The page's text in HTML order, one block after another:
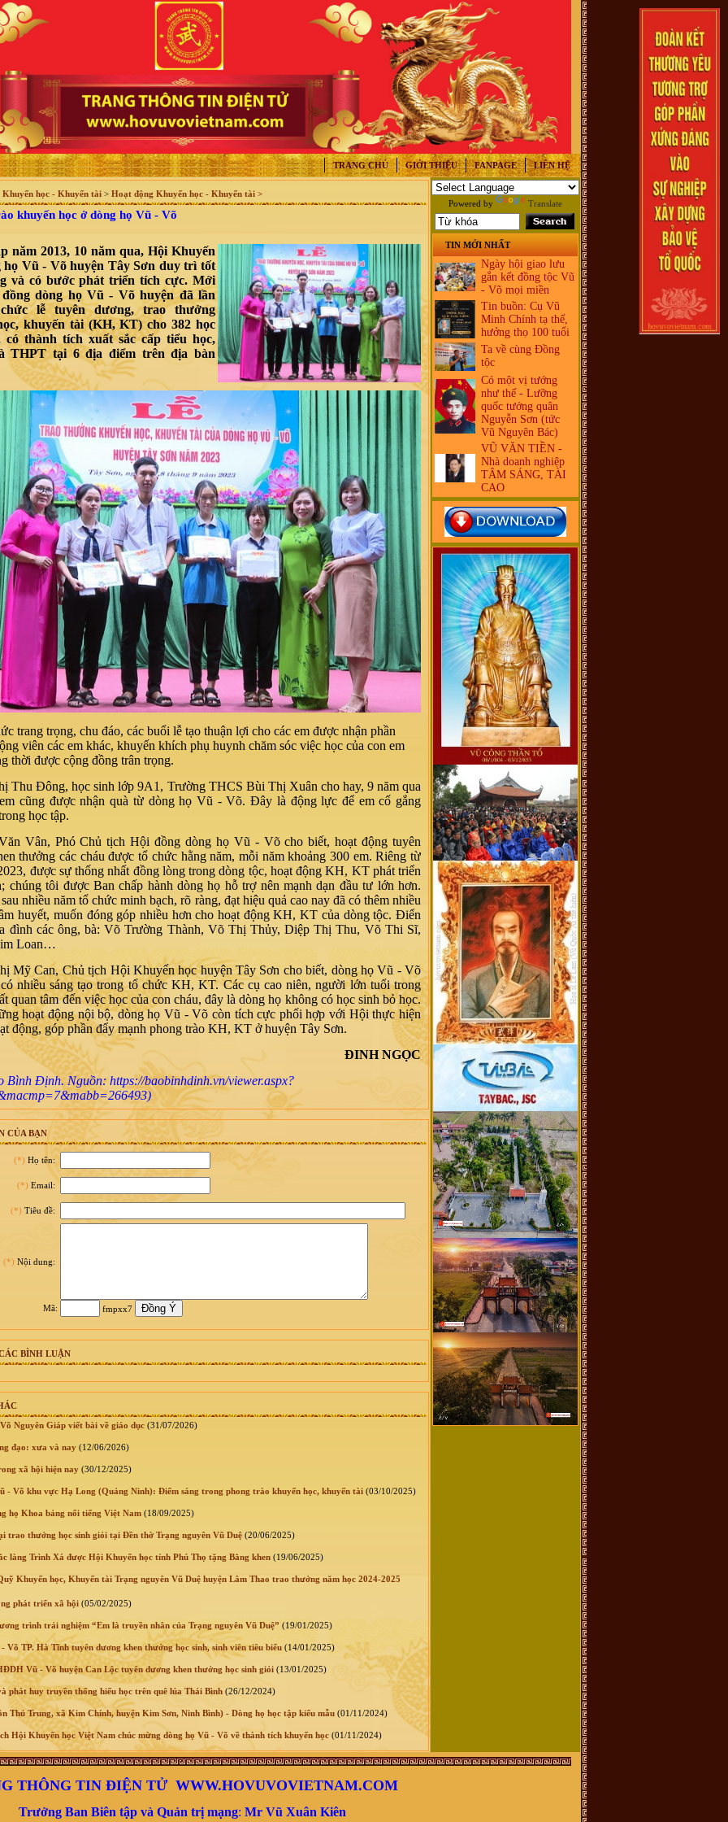
TRANG CHỦ GIỚI THIỆU FANPAGE LIÊN HỆ
Khuyến học - Khuyến tài > Hoạt động Khuyến học - Khuyến tài >
khuyến học ở dòng họ Vũ - Võ
năm 2013, 10 năm qua, Hội Khuyến
họ Vũ - Võ huyện Tây Sơn duy trì tốt
và có bước phát triển tích cực. Mới
dòng họ Vũ - Võ huyện đã lần
lễ tuyên dương, trao thưởng
khuyến tài (KH, KT) cho 382 học
có thành tích xuất sắc cấp tiểu học,
THPT tại 6 địa điểm trên địa bàn
trang trọng, chu đáo, các buổi lễ tạo thuận lợi cho các em được nhận phần
viên các em khác, khuyến khích phụ huynh chăm sóc việc học của con em
thời được cộng đồng trân trọng.
Thu Đông, học sinh lớp 9A1, Trường THCS Bùi Thị Xuân cho hay, 9 năm qua
cũng được nhận quà từ dòng họ Vũ - Võ. Đây là động lực để em cố gắng
học tập.
Vân, Phó Chủ tịch Hội đồng dòng họ Vũ - Võ cho biết, hoạt động tuyên
thưởng các cháu được tổ chức hằng năm, mỗi năm khoảng 300 em. Riêng từ
được sự thống nhất đồng lòng trong dòng tộc, hoạt động KH, KT phát triển
chúng tôi được Ban chấp hành dòng họ hỗ trợ nên mạnh dạn đầu tư lớn hơn.
nhiều năm tổ chức minh bạch, rõ ràng, đạt hiệu quả cao nay đã có thêm nhiều
huyết, muốn đóng góp nhiều hơn cho hoạt động KH, KT của dòng tộc. Điển
đình các ông, bà: Võ Trường Thành, Võ Thị Thủy, Diệp Thị Thu, Võ Thi Sĩ,
Loan…
Mỹ Can, Chủ tịch Hội Khuyến học huyện Tây Sơn cho biết, dòng họ Vũ - Võ
nhiều sáng tạo trong tổ chức KH, KT. Các cụ cao niên, người lớn tuổi trong
quan tâm đến việc học của con cháu, đây là dòng họ không có học sinh bỏ học.
hoạt động nội bộ, dòng họ Vũ - Võ còn tích cực phối hợp với Hội thực hiện
động, góp phần đẩy mạnh phong trào KH, KT ở huyện Tây Sơn.
ĐINH NGỌC
Bình Định. Nguồn: https://baobinhdinh.vn/viewer.aspx?
CỦA BẠN
(*) Họ tên:
(*) Email:
(*) Tiêu đề:
(*) Nội dung:
Mã: fmpxx7
BÌNH LUẬN
Nguyên Giáp viết bài về giáo dục (31/07/2026)
đạo: xưa và nay (12/06/2026)
xã hội hiện nay (30/12/2025)
- Võ khu vực Hạ Long (Quảng Ninh): Điểm sáng trong phong trào khuyến học, khuyến tài (03/10/2025)
họ Khoa bảng nổi tiếng Việt Nam (18/09/2025)
trao thưởng học sinh giỏi tại Đền thờ Trạng nguyên Vũ Duệ (20/06/2025)
làng Trình Xá được Hội Khuyến học tỉnh Phú Thọ tặng Bằng khen (19/06/2025)
Khuyến học, Khuyến tài Trạng nguyên Vũ Duệ huyện Lâm Thao trao thưởng năm học 2024-2025
phát triển xã hội (05/02/2025)
trình trải nghiệm “Em là truyền nhân của Trạng nguyên Vũ Duệ” (19/01/2025)
Võ TP. Hà Tĩnh tuyên dương khen thưởng học sinh, sinh viên tiêu biểu (14/01/2025)
Vũ - Võ huyện Can Lộc tuyên dương khen thưởng học sinh giỏi (13/01/2025)
phát huy truyền thống hiếu học trên quê lúa Thái Bình (26/12/2024)
Thủ Trung, xã Kim Chính, huyện Kim Sơn, Ninh Bình) - Dòng họ học tập kiểu mẫu (01/11/2024)
Hội Khuyến học Việt Nam chúc mừng dòng họ Vũ - Võ về thành tích khuyến học (01/11/2024)
Powered by Translate
TIN MỚI NHẤT
Ngày hội giao lưu
gắn kết đồng tộc Vũ
- Võ mọi miền
Tin buồn: Cụ Vũ
Minh Chính tạ thế,
hưởng thọ 100 tuổi
Ta về cùng Đồng
tộc
Có một vị tướng
như thế - Lưỡng
quốc tướng quân
Nguyễn Sơn (tức
Vũ Nguyên Bác)
VŨ VĂN TIỀN -
Nhà doanh nghiệp
TÂM SÁNG, TÀI
CAO
THÔNG TIN ĐIỆN TỬ WWW.HOVUVOVIETNAM.COM
Trưởng Ban Biên tập và Quản trị mạng: Mr Vũ Xuân Kiên